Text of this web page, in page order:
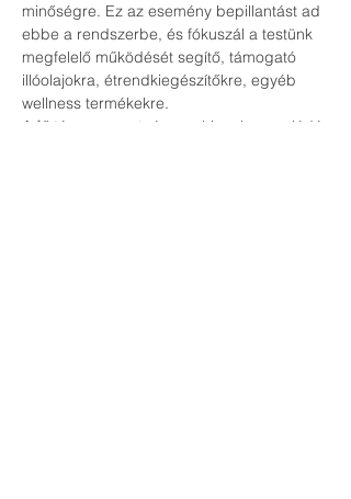
minőségre. Ez az esemény bepillantást ad
ebbe a rendszerbe, és fókuszál a testünk
megfelelő működését segítő, támogató
illóolajokra, étrendkiegészítőkre, egyéb
wellness termékekre.
A fő téma a sport, és az ehhez kapcsolódó